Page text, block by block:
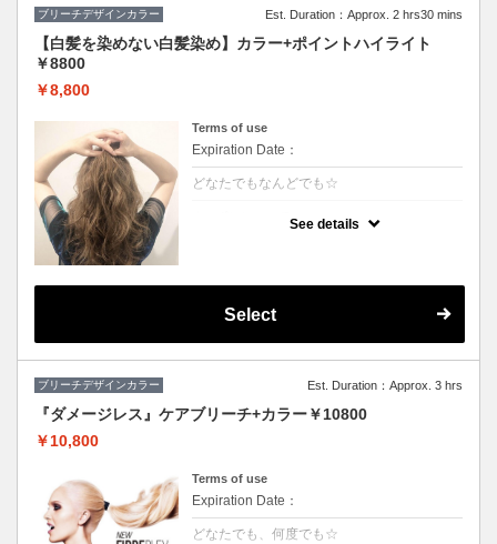
ブリーチデザインカラー Est. Duration：Approx. 2 hrs30 mins
【白髪を染めない白髪染め】カラー+ポイントハイライト
￥8800
￥8,800
Terms of use
Expiration Date：
どなたでもなんどでも☆
ハイライトと全体カラーの料金込みでお得♪
See details
Select
ブリーチデザインカラー Est. Duration：Approx. 3 hrs
『ダメージレス』ケアブリーチ+カラー￥10800
￥10,800
Terms of use
Expiration Date：
どなたでも、何度でも☆